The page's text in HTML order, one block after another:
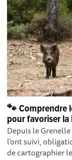
🐾 Comprendre
pour favoriser
Depuis le
l’ont suivi,
de cartographier